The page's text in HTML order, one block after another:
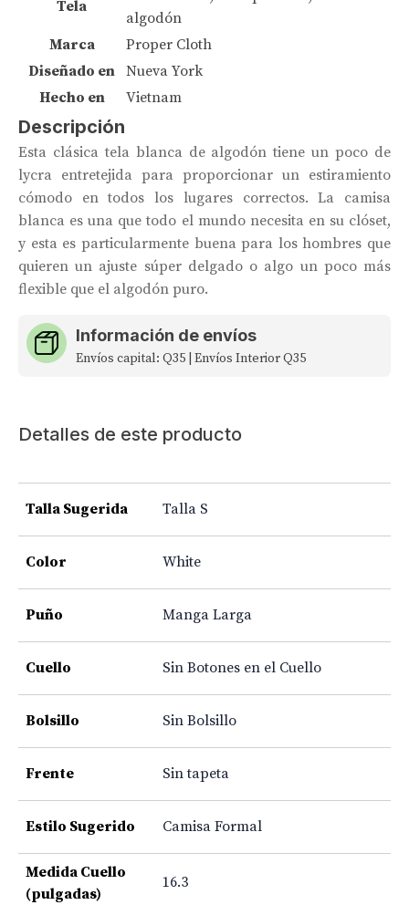
Tela
algodón
Marca
Proper Cloth
Diseñado en Nueva York
Hecho en
Vietnam
Descripción
Esta clásica tela blanca de algodón tiene un poco de
lycra entretejida para proporcionar un estiramiento
cómodo en todos los lugares correctos. La camisa
blanca es una que todo el mundo necesita en su clóset,
y esta es particularmente buena para los hombres que
quieren un ajuste súper delgado o algo un poco más
flexible que el algodón puro.
Información de envíos
Envíos capital: Q35 | Envíos Interior Q35
Detalles de este producto
Talla Sugerida Talla S
Color White
Puño Manga Larga
Cuello Sin Botones en el Cuello
Bolsillo Sin Bolsillo
Frente Sin tapeta
Estilo Sugerido Camisa Formal
Medida Cuello
(pulgadas)
16.3